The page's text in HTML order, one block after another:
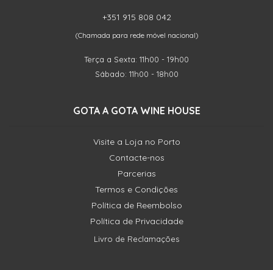
+351 915 808 042
(Chamada para rede móvel nacional)
Terça a Sexta: 11h00 - 19h00
Sábado: 11h00 - 18h00
GOTA A GOTA WINE HOUSE
Visite a Loja no Porto
Contacte-nos
Parcerias
Termos e Condições
Política de Reembolso
Política de Privacidade
Livro de Reclamações